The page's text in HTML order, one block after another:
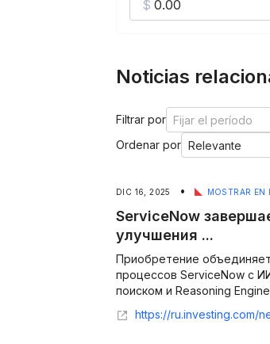
Noticias
Filtrar por
Ordenar por
DIC 16, 2025 • MOSTRAR EN
ServiceNow
улучшения ...
Приобретение
процессов ServiceNow с
поиском и Reasoning
https://ru.investing.com/news/company-news/article-